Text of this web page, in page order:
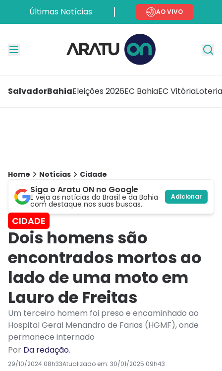
Últimas Notícias AO VIVO
SalvadorBahiaEleições 2026EC BahiaEC Vitória
Home Notícias Cidade
Siga o Aratu ON no Google
E veja as notícias do Brasil e da Bahia
com destaque nas suas buscas.
Adicionar
CIDADE
Dois homens são
encontrados mortos ao
lado de uma moto em
Lauro de Freitas
Um terceiro homem foi preso e encaminhado ao
Hospital Geral Menandro de Farias (HGMF), onde
permanece internado
Por Da redação.
29/10/2024 08h33Atualizado em: 30/01/2025 09h43